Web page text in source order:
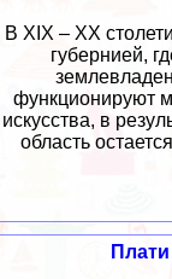
В XIX – XX
губернией,
функционируют
искусства, в
область